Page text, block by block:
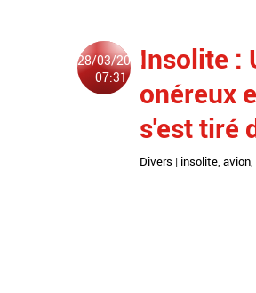
28/03/2021
07:31
Insolite :
onéreux
s'est tiré
Divers | insolite, avion,